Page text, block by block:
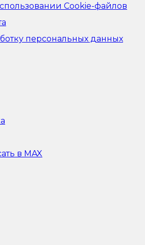
Cookie-файлов
персональных данных
в MAX